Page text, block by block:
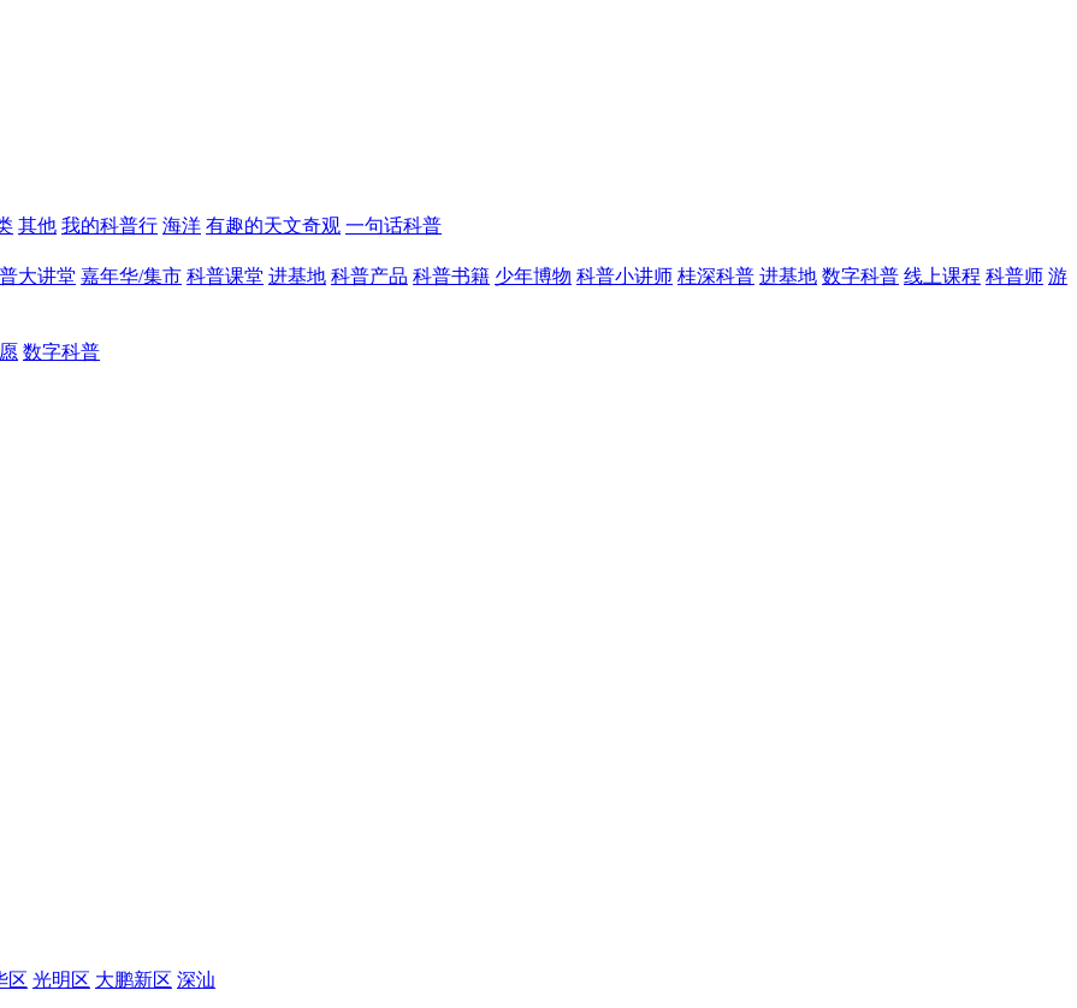
其他 我的科普行 海洋 有趣的天文奇观 一句话科普
大讲堂 嘉年华/集市 科普课堂 进基地 科普产品 科普书籍 少年博物 科普小讲师 桂深科普 进基地 数字科普 线上课程 科普师 游
数字科普
区 光明区 大鹏新区 深汕